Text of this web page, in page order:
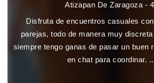
Atizapan De Zaragoza -
Disfruta de encuentros casuales
parejas, todo de manera muy
siempre tengo ganas de pasar un buen
en chat para coordinar.